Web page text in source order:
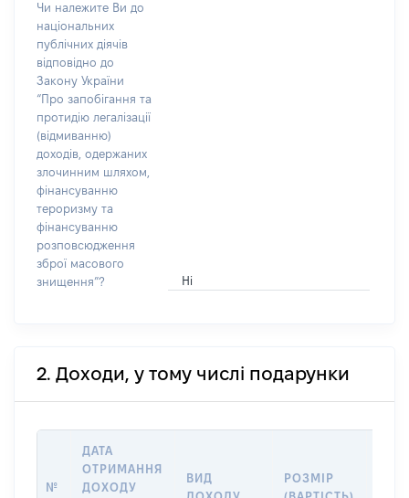
Чи належите Ви до
національних
публічних діячів
відповідно до
Закону України
“Про запобігання та
протидію легалізації
(відмиванню)
доходів, одержаних
злочинним шляхом,
фінансуванню
тероризму та
фінансуванню
розповсюдження
зброї масового
знищення”?
Ні
2. Доходи, у тому числі подарунки
№
ДАТА
ОТРИМАННЯ
ДОХОДУ
ВИД
РОЗМІР